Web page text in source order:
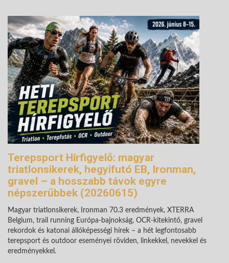
Terepsport Hírfigyelő: magyar
triatlonsikerek, hegyifutó EB, Ironman,
gravel – a hosszabb távok egyre
népszerűbbek (20260615)
Magyar triatlonsikerek, Ironman 70.3 eredmények, XTERRA
Belgium, trail running Európa-bajnokság, OCR-kitekintő, gravel
rekordok és katonai állóképességi hírek – a hét legfontosabb
terepsport és outdoor eseményei röviden, linkekkel, nevekkel és
eredményekkel.